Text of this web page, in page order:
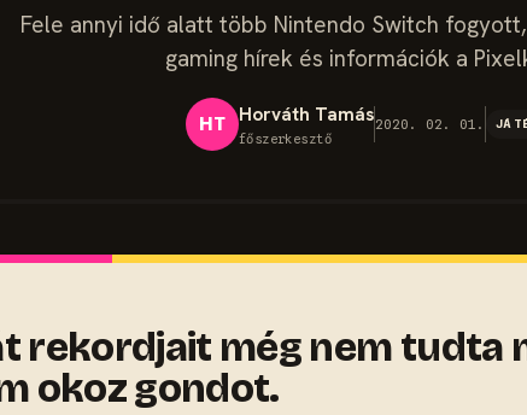
Fele annyi idő alatt több Nintendo Switch
gaming hírek és információk a
HT Horváth Tamás
főszerkesztő
2020. 02. 01.
rekordjait még nem tudta
okoz gondot.